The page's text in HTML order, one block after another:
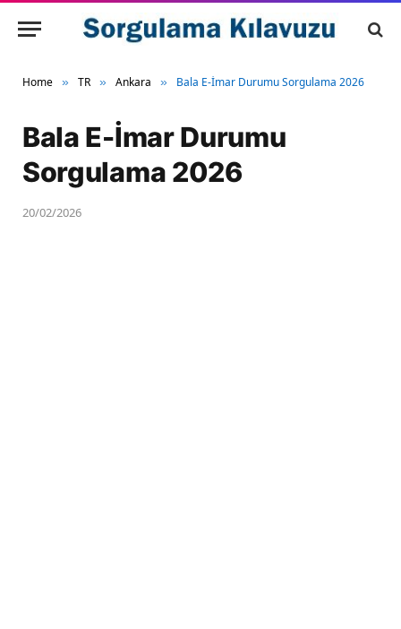
Home » TR » Ankara » Bala E-İmar Durumu Sorgulama 2026
Bala E-İmar Durumu
Sorgulama 2026
20/02/2026